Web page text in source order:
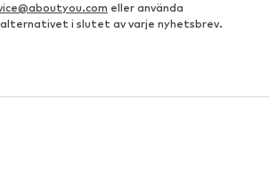
eller använda
i slutet av varje nyhetsbrev.